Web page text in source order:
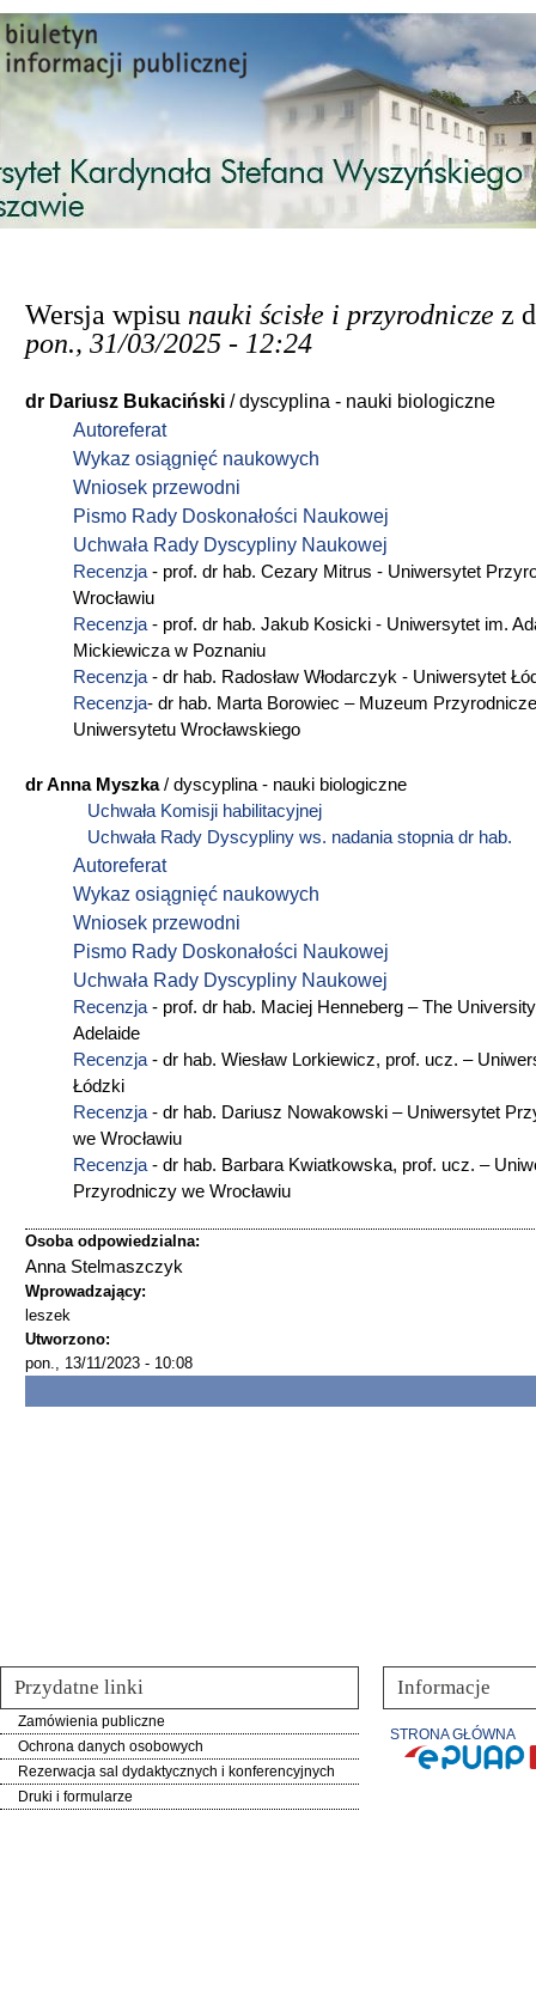
Przejdź do treści
Wersja wpisu nauki ścisłe i przyrodnicze z
pon., 31/03/2025 - 12:24
dr Dariusz Bukaciński / dyscyplina - nauki biologiczne
Autoreferat
Wykaz osiągnięć naukowych
Wniosek przewodni
Pismo Rady Doskonałości Naukowej
Uchwała Rady Dyscypliny Naukowej
Recenzja - prof. dr hab. Cezary Mitrus - Uniwersytet
Wrocławiu
Recenzja - prof. dr hab. Jakub Kosicki - Uniwersytet im.
Mickiewicza w Poznaniu
Recenzja - dr hab. Radosław Włodarczyk - Uniwersytet
Recenzja- dr hab. Marta Borowiec – Muzeum Przyrodnicze
Uniwersytetu Wrocławskiego
dr Anna Myszka/ dyscyplina - nauki biologiczne
Uchwała Komisji habilitacyjnej
Uchwała Rady Dyscypliny ws. nadania stopnia dr hab.
Autoreferat
Wykaz osiągnięć naukowych
Wniosek przewodni
Pismo Rady Doskonałości Naukowej
Uchwała Rady Dyscypliny Naukowej
Recenzja - prof. dr hab. Maciej Henneberg – The
Adelaide
Recenzja - dr hab. Wiesław Lorkiewicz, prof. ucz. –
Łódzki
Recenzja - dr hab. Dariusz Nowakowski – Uniwersytet
we Wrocławiu
Recenzja - dr hab. Barbara Kwiatkowska, prof. ucz. –
Przyrodniczy we Wrocławiu
Osoba odpowiedzialna:
Anna Stelmaszczyk
Wprowadzający:
leszek
Utworzono:
pon., 13/11/2023 - 10:08
Przydatne linki
Zamówienia publiczne
Ochrona danych osobowych
Rezerwacja sal dydaktycznych i konferencyjnych
Druki i formularze
Informacje
STRONA GŁÓWNA